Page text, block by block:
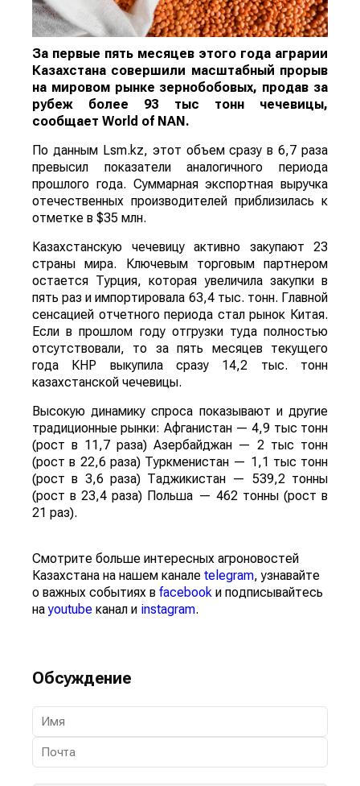
За первые пять месяцев этого года аграрии
Казахстана совершили масштабный прорыв
на мировом рынке зернобобовых, продав за
рубеж более 93 тыс тонн чечевицы,
сообщает World of NAN.
По данным Lsm.kz, этот объем сразу в 6,7 раза
превысил показатели аналогичного периода
прошлого года. Суммарная экспортная выручка
отечественных производителей приблизилась к
отметке в $35 млн.
Казахстанскую чечевицу активно закупают 23
страны мира. Ключевым торговым партнером
остается Турция, которая увеличила закупки в
пять раз и импортировала 63,4 тыс. тонн. Главной
сенсацией отчетного периода стал рынок Китая.
Если в прошлом году отгрузки туда полностью
отсутствовали, то за пять месяцев текущего
года КНР выкупила сразу 14,2 тыс. тонн
казахстанской чечевицы.
Высокую динамику спроса показывают и другие
традиционные рынки: Афганистан — 4,9 тыс тонн
(рост в 11,7 раза) Азербайджан — 2 тыс тонн
(рост в 22,6 раза) Туркменистан — 1,1 тыс тонн
(рост в 3,6 раза) Таджикистан — 539,2 тонны
(рост в 23,4 раза) Польша — 462 тонны (рост в
21 раз).
Смотрите больше интересных агроновостей
Казахстана на нашем канале telegram, узнавайте
о важных событиях в facebook и подписывайтесь
наyoutube канал и instagram.
Обсуждение